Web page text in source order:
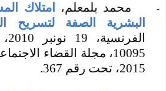
- محمد بلمعلم،
امتلاك
البشرية الصفة لتسريح
10095،
مجلة القضاء
2015، تحت رقم 367.